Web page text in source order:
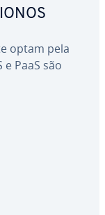
optam pela
PaaS são